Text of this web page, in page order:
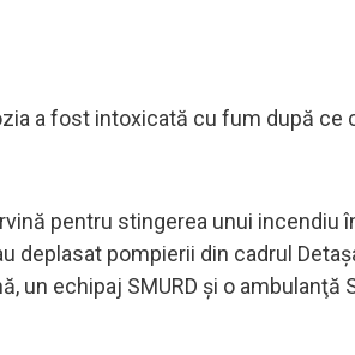
a fost intoxicată cu fum după ce
pentru stingerea unui incendiu
deplasat pompierii din cadrul
echipaj SMURD şi o ambulanţă